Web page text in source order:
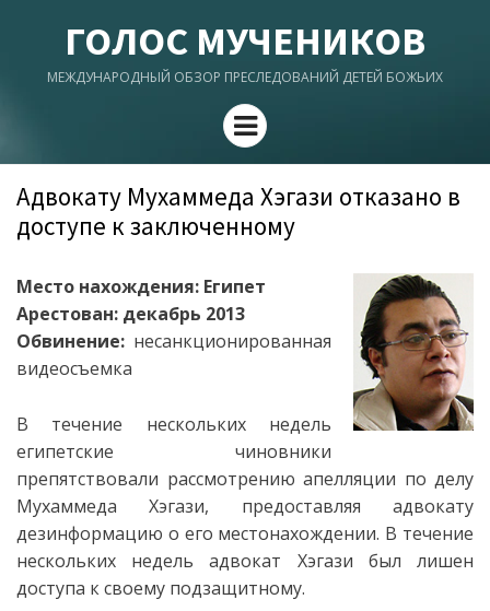
ГОЛОС МУЧЕНИКОВ
МЕЖДУНАРОДНЫЙ ОБЗОР ПРЕСЛЕДОВАНИЙ ДЕТЕЙ БОЖЬИХ
Menu
Адвокату Мухаммеда Хэгази отказано в
доступе к заключенному
Место нахождения: Египет
Арестован: декабрь 2013
Обвинение: несанкционированная
видеосъемка
В течение нескольких недель
египетские чиновники
препятствовали рассмотрению апелляции по делу
Мухаммеда Хэгази, предоставляя адвокату
дезинформацию о его местонахождении. В течение
нескольких недель адвокат Хэгази был лишен
доступа к своему подзащитному.